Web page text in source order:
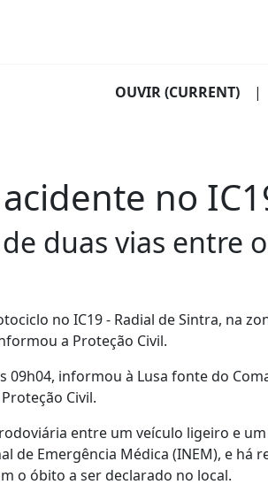
OUVIR(CURRENT) |
no
duas vias entre
no IC19 - Radial de Sintra, na
a Proteção Civil.
informou à Lusa fonte do
Civil.
entre um veículo ligeiro e
de Emergência Médica (INEM), e há
o óbito a ser declarado no local.